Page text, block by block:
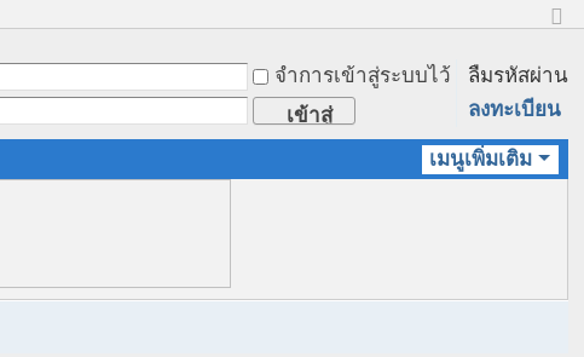
า
ด
ก
ติ
จำการเข้าสู่ระบบไว้
ลืมรหัสผ่าน
เข้าสู่
ลงทะเบียน
เมนูเพิ่มเติม